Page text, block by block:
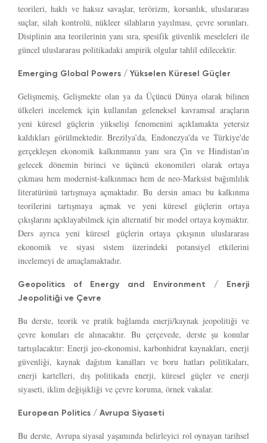
teorileri, haklı ve haksız savaşlar, terörizm, korsanlık, uluslararası
suçlar, silah kontrolü, nükleer silahların yayılması, çevre sorunları.
Disiplinin ana teorilerinin yanı sıra, spesifik güvenlik meseleleri ile
güncel uluslararası politikadaki ampirik olgular tahlil edilecektir.
Emerging Global Powers / Yükselen Küresel Güçler
Gelişmemiş, Gelişmekte olan ya da Üçüncü Dünya olarak bilinen
ülkeleri incelemek için kullanılan geleneksel kavramsal araçların
yeni küresel güçlerin yükselişi fenomenini açıklamakta yetersiz
kaldıkları görülmektedir. Brezilya’da, Endonezya'da ve Türkiye'de
gerçekleşen ekonomik kalkınmanın yanı sıra Çin ve Hindistan'ın
gelecek dönemin birinci ve üçüncü ekonomileri olarak ortaya
çıkması hem modernist-kalkınmacı hem de neo-Marksist bağımlılık
literatürünü tartışmaya açmaktadır. Bu dersin amacı bu kalkınma
teorilerini tartışmaya açmak ve yeni küresel güçlerin ortaya
çıkışlarını açıklayabilmek için alternatif bir model ortaya koymaktır.
Ders ayrıca yeni küresel güçlerin ortaya çıkışının uluslararası
ekonomik ve siyasi sistem üzerindeki potansiyel etkilerini
incelemeyi de amaçlamaktadır.
Geopolitics of Energy and Environment / Enerji
Jeopolitiği ve Çevre
Bu derste, teorik ve pratik bağlamda enerji/kaynak jeopolitiği ve
çevre konuları ele alınacaktır. Bu çerçevede, derste şu konular
tartışılacaktır: Enerji jeo-ekonomisi, karbonhidrat kaynakları, enerji
güvenliği, kaynak dağıtım kanalları ve boru hatları politikaları,
enerji kartelleri, dış politikada enerji, küresel güçler ve enerji
siyaseti, iklim değişikliği ve çevre koruma, örnek vakalar.
European Politics / Avrupa Siyaseti
Bu derste, Avrupa siyasal yaşamında belirleyici rol oynayan tarihsel